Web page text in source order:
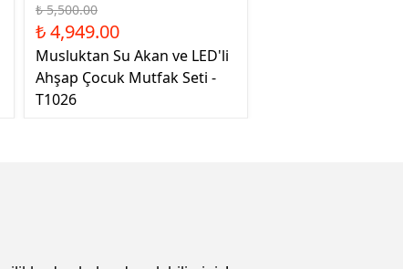
₺ 5,500.00
₺ 4,949.00
Musluktan Su Akan ve LED'li
Ahşap Çocuk Mutfak Seti -
T1026